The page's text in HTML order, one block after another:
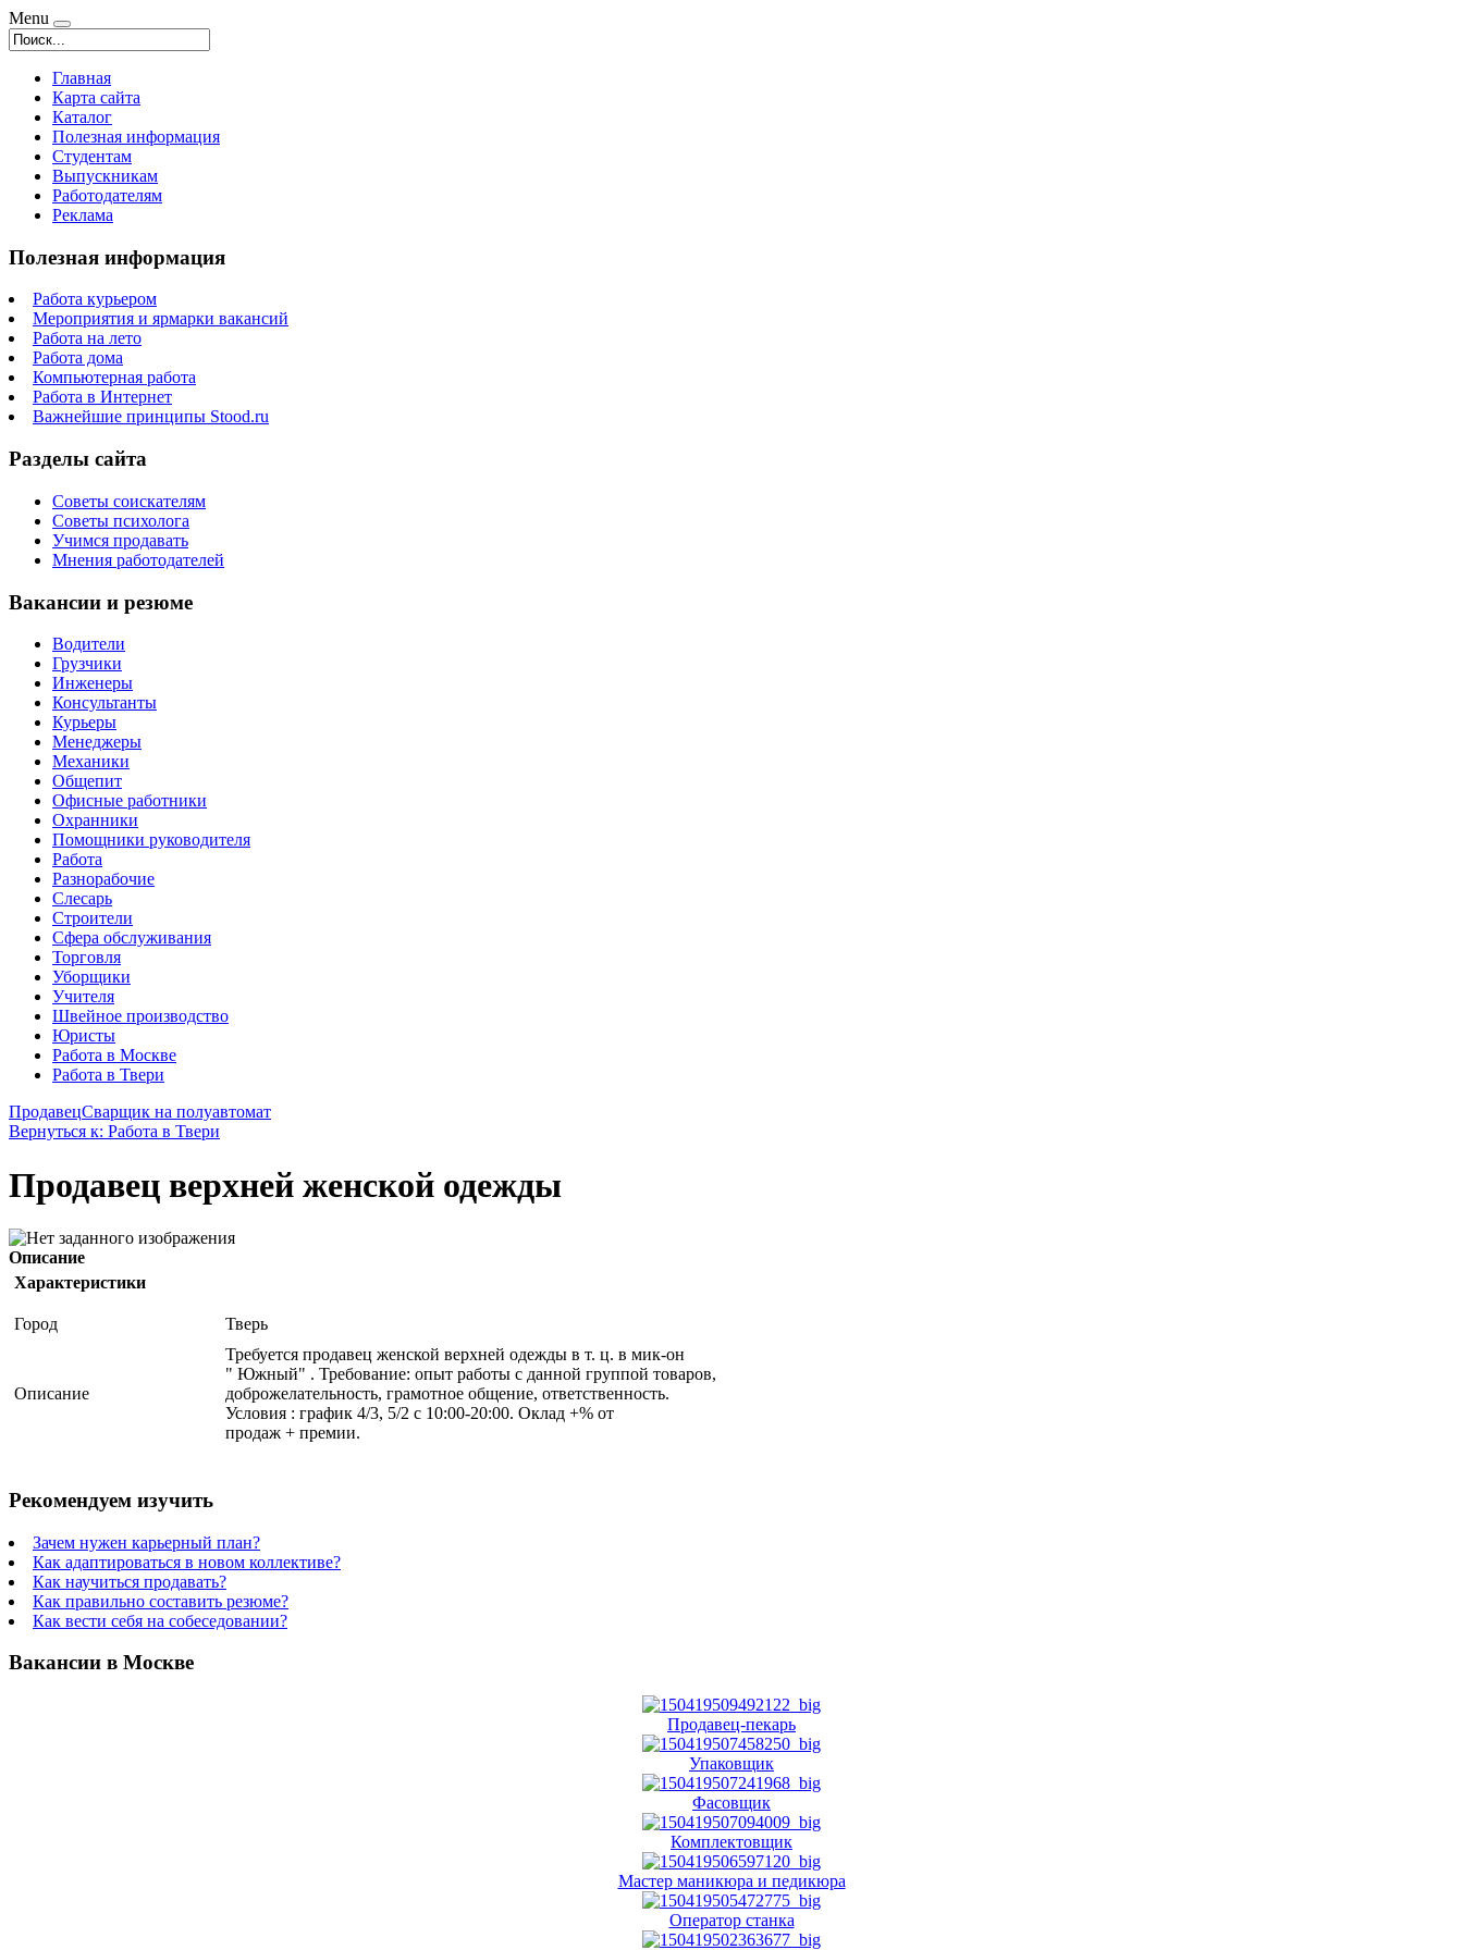
Menu
Главная
Карта сайта
Каталог
Полезная информация
Студентам
Выпускникам
Работодателям
Реклама
Полезная информация
Работа курьером
Мероприятия и ярмарки вакансий
Работа на лето
Работа дома
Компьютерная работа
Работа в Интернет
Важнейшие принципы Stood.ru
Разделы сайта
Советы соискателям
Советы психолога
Учимся продавать
Мнения работодателей
Вакансии и резюме
Водители
Грузчики
Инженеры
Консультанты
Курьеры
Менеджеры
Механики
Общепит
Офисные работники
Охранники
Помощники руководителя
Работа
Разнорабочие
Слесарь
Строители
Сфера обслуживания
Торговля
Уборщики
Учителя
Швейное производство
Юристы
Работа в Москве
Работа в Твери
ПродавецСварщик на полуавтомат
Вернуться к: Работа в Твери
Продавец верхней женской одежды
Описание
Характеристики
Город Тверь
Описание
Требуется продавец женской верхней одежды в т. ц. в мик-он
" Южный" . Требование: опыт работы с данной группой товаров,
доброжелательность, грамотное общение, ответственность.
Условия : график 4/3, 5/2 с 10:00-20:00. Оклад +% от
продаж + премии.
Рекомендуем изучить
Зачем нужен карьерный план?
Как адаптироваться в новом коллективе?
Как научиться продавать?
Как правильно составить резюме?
Как вести себя на собеседовании?
Вакансии в Москве
Продавец-пекарь
Упаковщик
Фасовщик
Комплектовщик
Мастер маникюра и педикюра
Оператор станка